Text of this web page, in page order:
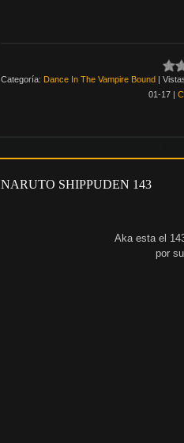
Categoría: Dance In The Vampire Bound |
01-17 |
NARUTO SHIPPUDEN 143
Aka esta el
por